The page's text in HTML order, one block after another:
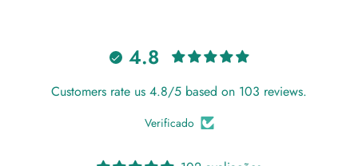
4.8
Customers rate us 4.8/5 based on 103 reviews.
Verificado